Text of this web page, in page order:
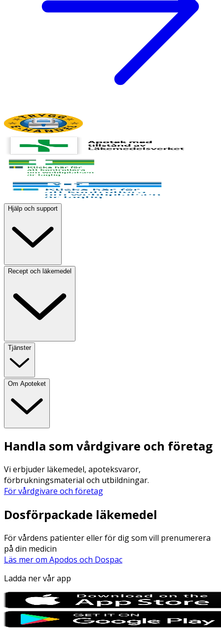
Hjälp och support
Recept och läkemedel
Tjänster
Om Apoteket
Handla som vårdgivare och företag
Vi erbjuder läkemedel, apoteksvaror,
förbrukningsmaterial och utbildningar.
För vårdgivare och företag
Dosförpackade läkemedel
För vårdens patienter eller för dig som vill prenumerera
på din medicin
Läs mer om Apodos och Dospac
Ladda ner vår app